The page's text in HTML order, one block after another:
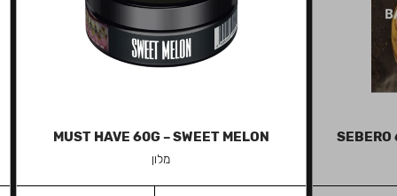
SEBERO
MUST HAVE 60G – SWEET MELON
מלון